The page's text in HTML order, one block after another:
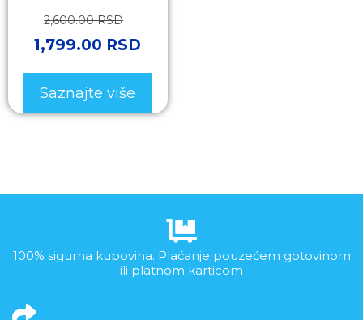
2,600.00RSD
1,799.00 RSD
Saznajte više
100% sigurna kupovina. Plaćanje pouzećem gotovinom
ili platnom karticom